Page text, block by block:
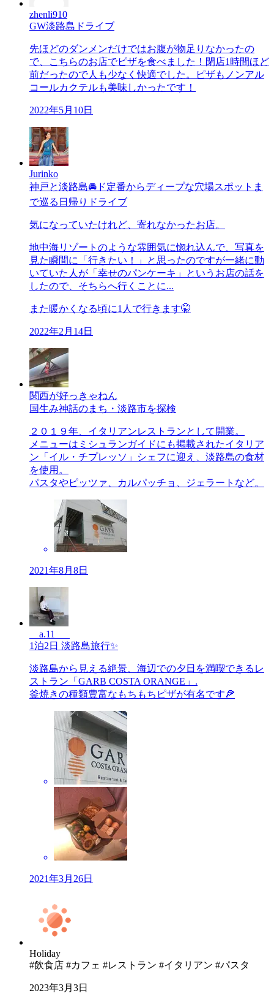
zhenli910
GW淡路島ドライブ
先ほどのダンメンだけではお腹が物足りなかったの
で、こちらのお店でピザを食べました！閉店1時間ほど
前だったので人も少なく快適でした。ピザもノンアル
コールカクテルも美味しかったです！
2022年5月10日
Jurinko
神戸と淡路島🚘ド定番からディープな穴場スポットま
で巡る日帰りドライブ
気になっていたけれど、寄れなかったお店。
地中海リゾートのような雰囲気に惚れ込んで、写真を
見た瞬間に「行きたい！」と思ったのですが一緒に動
いていた人が「幸せのパンケーキ」というお店の話を
したので、そちらへ行くことに...
また暖かくなる頃に1人で行きます🤫
2022年2月14日
関西が好っきゃねん
国生み神話のまち・淡路市を探検
２０１９年、イタリアンレストランとして開業。
メニューはミシュランガイドにも掲載されたイタリア
ン「イル・チプレッソ」シェフに迎え、淡路島の食材
を使用。
パスタやピッツァ、カルパッチョ、ジェラートなど。
2021年8月8日
__a.11___
1泊2日 淡路島旅行✨
淡路島から見える絶景、海辺での夕日を満喫できるレ
ストラン「GARB COSTA ORANGE」.
釜焼きの種類豊富なもちもちピザが有名です🍕
2021年3月26日
Holiday
#飲食店 #カフェ #レストラン #イタリアン #パスタ
2023年3月3日